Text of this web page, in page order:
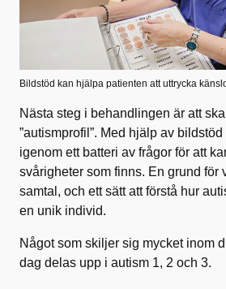
Bildstöd kan hjälpa patienten att uttrycka
Nästa steg i behandlingen är att
”autismprofil”. Med hjälp av
igenom ett batteri av frågor för att
svårigheter som finns. En grund för
samtal, och ett sätt att förstå hur
en unik individ.
Något som skiljer sig mycket inom
dag delas upp i autism 1, 2 och 3.